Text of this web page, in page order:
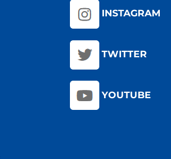
INSTAGRAM
TWITTER
YOUTUBE